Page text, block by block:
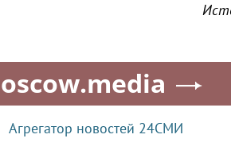
Агрегатор новостей 24СМИ